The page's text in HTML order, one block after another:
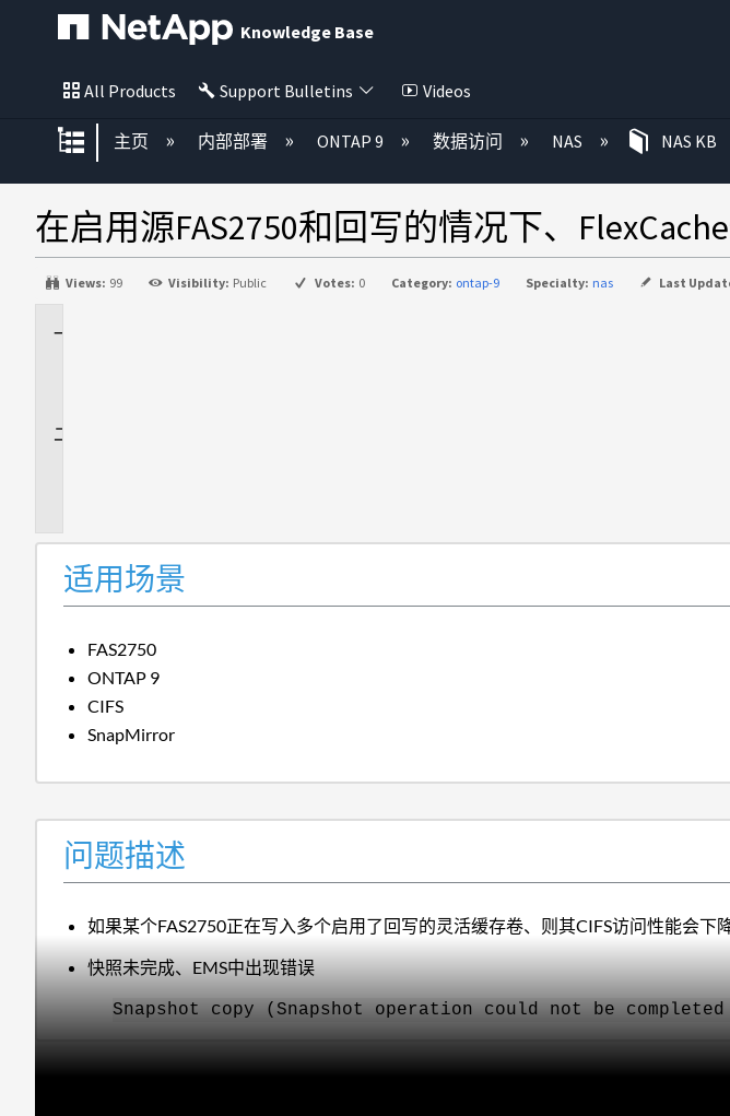
Knowledge Base
All Products Support Bulletins Videos
扩展/隐缩全局层次
主页 内部部署 ONTAP 9 数据访问 NAS NAS KB
在启用源FAS2750和回写的情况下、
Views: 99 Visibility: Public Votes: 0 Category: ontap-9 Specialty: nas Last
适用场景
FAS2750
ONTAP 9
CIFS
SnapMirror
问题描述
如果某个FAS2750正在写入多个启用了回写的灵活缓存卷、则其CIFS访问性能会下降
快照未完成、EMS中出现错误
Snapshot copy (Snapshot operation could not be